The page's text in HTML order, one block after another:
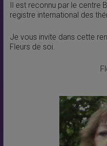
Il est reconnu par le centre
registre international des
Je vous invite dans cette
Fleurs de soi.